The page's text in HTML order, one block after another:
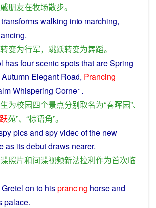
朋友在牧场散步。
transformswalking into marching,
.
转变为行军， 跳跃转变为舞蹈。
hasfourscenicspotsthatareSpring
Autumn Elegant Road, Prancing
Whispering Corner.
为校园四个景点分别取名为“春晖园”、
苑”、“棕语角”。
picsand spyvideoofthe new
as itsdebutdraws nearer.
照片和间谍视频新法拉利作为首次临
Gretel on to hisprancing horseand
palace.